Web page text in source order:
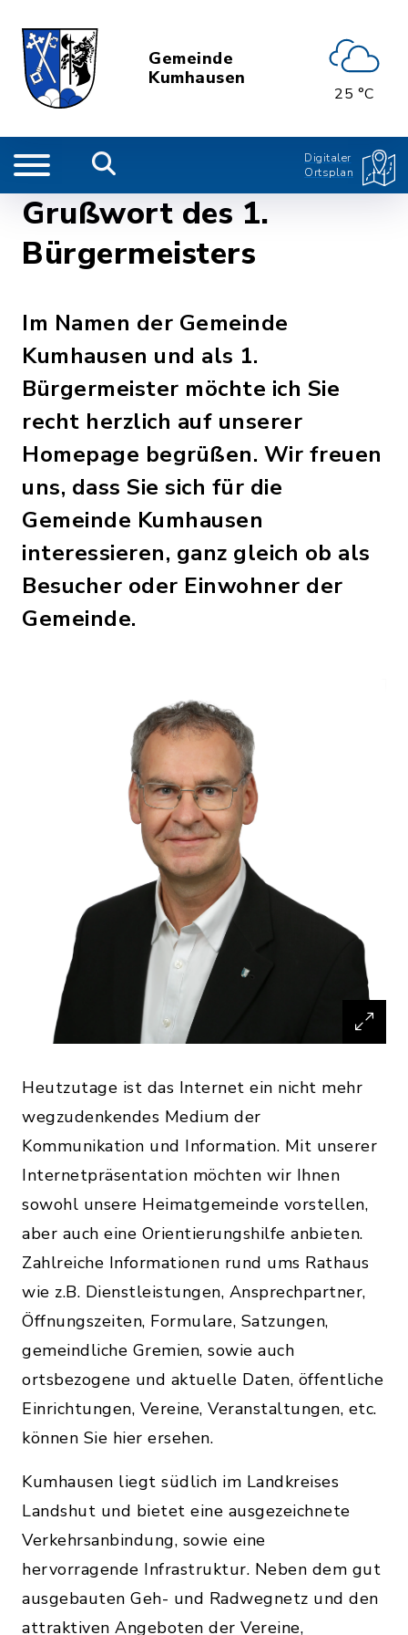
Gemeinde
Kumhausen
25 °C
Digitaler
Ortsplan
Grußwort des 1.
Bürgermeisters
Im Namen der Gemeinde
Kumhausen und als 1.
Bürgermeister möchte ich Sie
recht herzlich auf unserer
Homepage begrüßen. Wir freuen
uns, dass Sie sich für die
Gemeinde Kumhausen
interessieren, ganz gleich ob als
Besucher oder Einwohner der
Gemeinde.
Heutzutage ist das Internet ein nicht mehr
wegzudenkendes Medium der
Kommunikation und Information. Mit unserer
Internetpräsentation möchten wir Ihnen
sowohl unsere Heimatgemeinde vorstellen,
aber auch eine Orientierungshilfe anbieten.
Zahlreiche Informationen rund ums Rathaus
wie z.B. Dienstleistungen, Ansprechpartner,
Öffnungszeiten, Formulare, Satzungen,
gemeindliche Gremien, sowie auch
ortsbezogene und aktuelle Daten, öffentliche
Einrichtungen, Vereine, Veranstaltungen, etc.
können Sie hier ersehen.
Kumhausen liegt südlich im Landkreises
Landshut und bietet eine ausgezeichnete
Verkehrsanbindung, sowie eine
hervorragende Infrastruktur. Neben dem gut
ausgebauten Geh- und Radwegnetz und den
attraktiven Angeboten der Vereine,